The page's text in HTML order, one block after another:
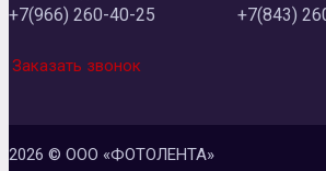
+7(966) 260-40-25 +7(843)
Заказать звонок
2026 © ООО «ФОТОЛЕНТА»